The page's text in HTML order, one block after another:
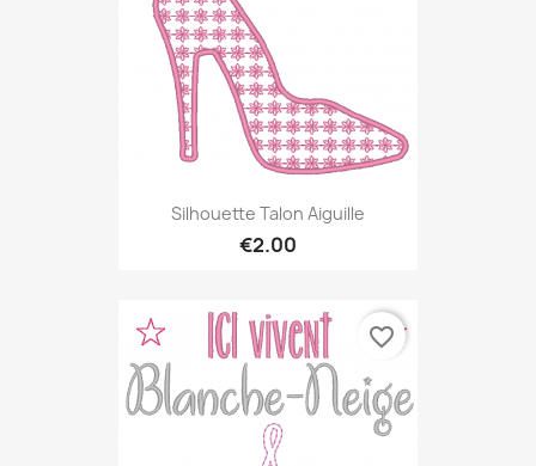
Silhouette Talon Aiguille
€2.00
favorite_border